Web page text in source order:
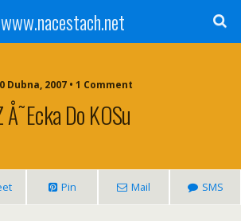
www.nacestach.net
Dubna, 2007 • 1 Comment
Å˜ecka Do KOSu
Pin Mail SMS